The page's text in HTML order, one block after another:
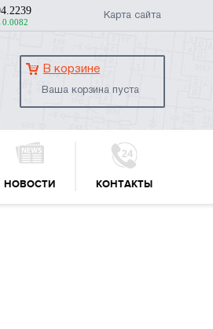
Карта сайта
В корзине
Ваша корзина пуста
НОВОСТИ КОНТАКТЫ